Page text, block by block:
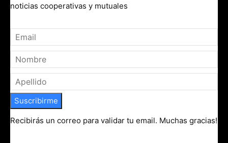
noticias cooperativas y mutuales
Suscribirme
Recibirás un correo para validar tu email. Muchas gracias!